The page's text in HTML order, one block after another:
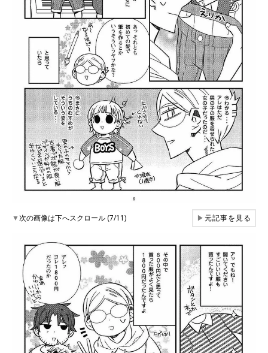
▼次の画像は下へスクロール (7/11) ▶元記事を見る